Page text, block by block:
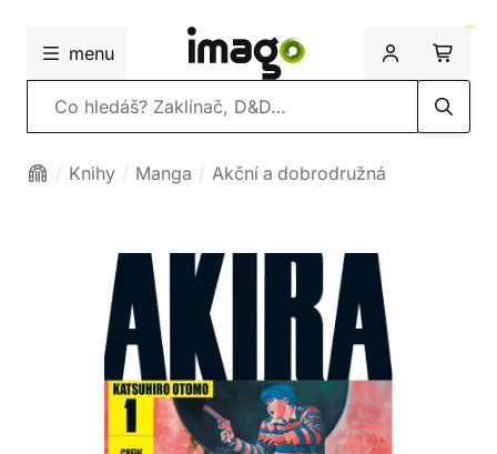
menu
Vyhledávání
Knihy Manga Akční a dobrodružná